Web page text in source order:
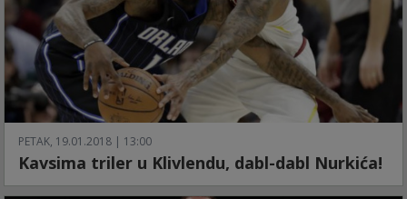
PETAK, 19.01.2018 | 13:00
Kavsima triler u Klivlendu, dabl-dabl Nurkića!